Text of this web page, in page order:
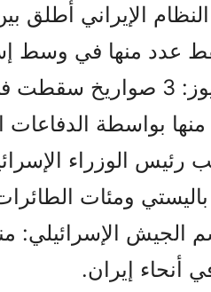
عدد منها في وسط
قناة سكاي نيوز: 3
بواسطة الدفاعات
رئيس الوزراء
الجيش الإسرائيلي: